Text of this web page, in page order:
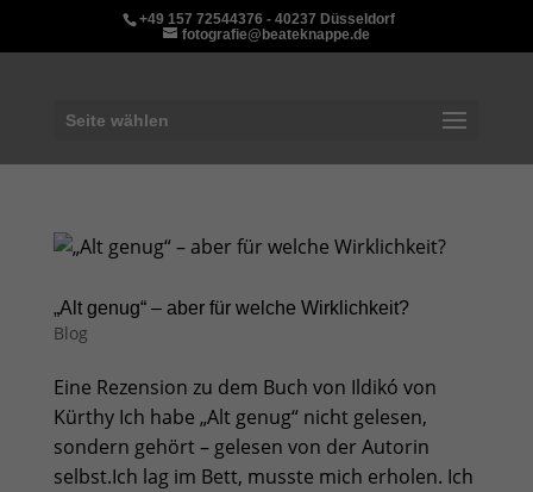
+49 157 72544376 - 40237 Düsseldorf
fotografie@beateknappe.de
Seite wählen
„Alt genug“ – aber für welche Wirklichkeit?
Blog
Eine Rezension zu dem Buch von Ildikó von
Kürthy Ich habe „Alt genug“ nicht gelesen,
sondern gehört – gelesen von der Autorin
selbst.Ich lag im Bett, musste mich erholen. Ich